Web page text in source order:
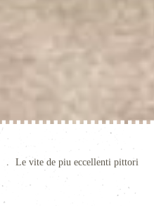
Le vite de piu eccellenti pittori